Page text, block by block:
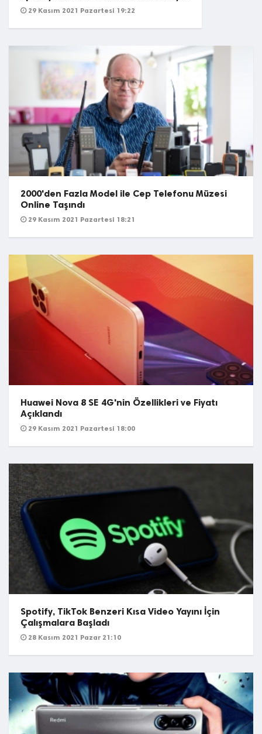
29 Kasım 2021 Pazartesi 19:22
2000'den Fazla Model ile Cep Telefonu Müzesi
Online Taşındı
29 Kasım 2021 Pazartesi 18:21
Huawei Nova 8 SE 4G'nin Özellikleri ve Fiyatı
Açıklandı
29 Kasım 2021 Pazartesi 18:00
Spotify, TikTok Benzeri Kısa Video Yayını İçin
Çalışmalara Başladı
28 Kasım 2021 Pazar 21:10